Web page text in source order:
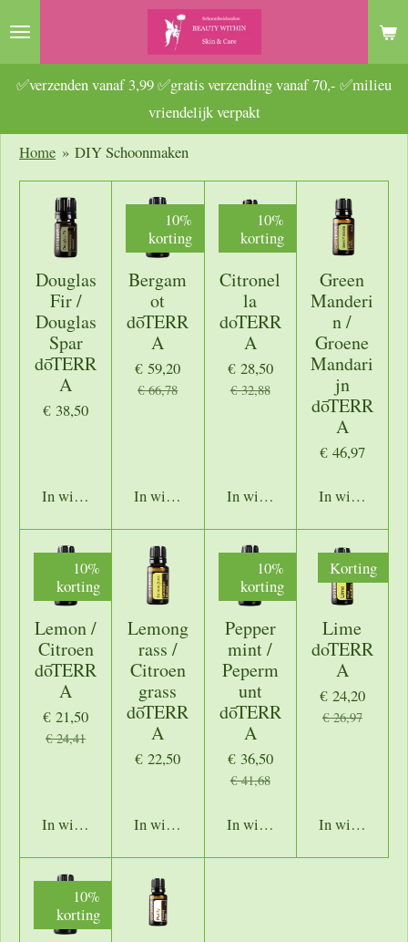
Ga
naar
hoofdinhoud
✅verzenden vanaf 3,99 ✅gratis verzending vanaf 70,- ✅milieu
vriendelijk verpakt
Home » DIY Schoonmaken
Douglas
Fir /
Douglas
Spar
dōTERR
A
€ 38,50
In winkelwagen
10%
korting
Bergam
ot
dōTERR
A
€ 59,20
€ 66,78
In winkelwagen
10%
korting
Citronel
la
doTERR
A
€ 28,50
€ 32,88
In winkelwagen
Green
Manderi
n /
Groene
Mandari
jn
dōTERR
A
€ 46,97
In
10%
korting
Lemon /
Citroen
dōTERR
A
€ 21,50
€ 24,41
In winkelwagen
Lemong
rass /
Citroen
grass
dōTERR
A
€ 22,50
In winkelwagen
10%
korting
Pepper
mint /
Peperm
unt
dōTERR
A
€ 36,50
€ 41,68
In winkelwagen
Korting
Lime
doTERR
A
€ 24,20
€ 26,97
In
10%
korting